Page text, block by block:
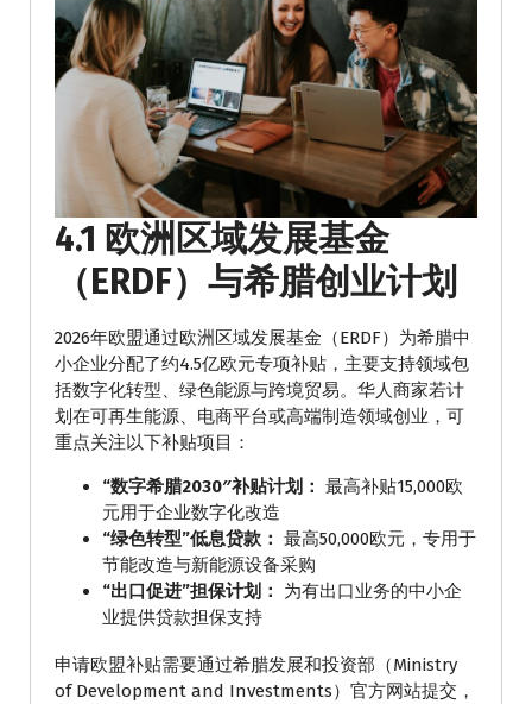
4.1 欧洲区域发展基金
（ERDF）与希腊创业计划
2026年欧盟通过欧洲区域发展基金（ERDF）为希腊中
小企业分配了约4.5亿欧元专项补贴，主要支持领域包
括数字化转型、绿色能源与跨境贸易。华人商家若计
划在可再生能源、电商平台或高端制造领域创业，可
重点关注以下补贴项目：
“数字希腊2030″补贴计划： 最高补贴15,000欧
元用于企业数字化改造
“绿色转型”低息贷款： 最高50,000欧元，专用于
节能改造与新能源设备采购
“出口促进”担保计划：
为有出口业务的中小企
业提供贷款担保支持
申请欧盟补贴需要通过希腊发展和投资部（Ministry
of Development and Investments）官方网站提交，